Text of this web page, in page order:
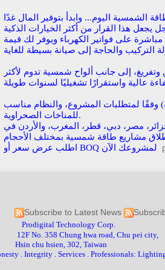
الشمسية اليوم... وابدأ بتوفير المال غدًا
يجعل هذا القرار من أكثر الخيارات الذكية
على فواتير الكهرباء ويوفر لك قيمة
، إلى جانب ألواح شمسية تدوم لأكثر
وفقًا لمتطلبات المشروع، والنظام مناسب
للمناخات الصحراوية.
الجزائر، مصر، دبي، قطر، المغرب، والأردن في
Subscribe to Latest News
Prodigital Technology Corp.
No. 358 Chung hwa road, Chu pei
Taiwan Copyright © 2025
. Services . Professionals: Lighting,